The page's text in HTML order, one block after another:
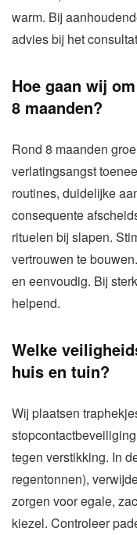
warm. Bij
advies bij het
Hoe gaan wij
8 maanden?
Rond 8 maanden
verlatingsangst
routines, duidelijke
consequente
rituelen bij slapen.
vertrouwen te
en eenvoudig. Bij
helpend.
Welke
huis en tuin?
Wij plaatsen
tegen verstikking. In
regentonnen),
zorgen voor egale,
kiezel. Controleer